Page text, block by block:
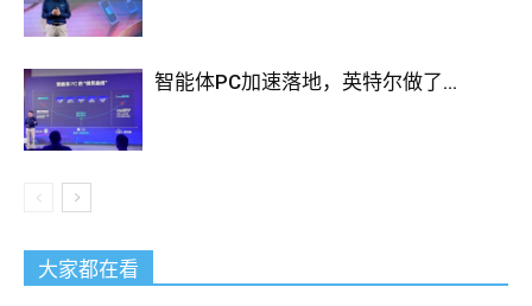
智能体PC加速落地，英特尔做了...
大家都在看